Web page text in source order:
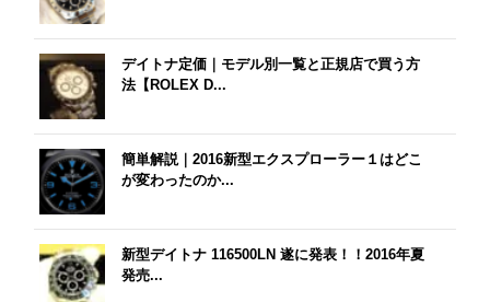
デイトナ定価｜モデル別一覧と正規店で買う方
法【ROLEX D...
簡単解説｜2016新型エクスプローラー１はどこ
が変わったのか...
新型デイトナ 116500LN 遂に発表！！2016年夏
発売...